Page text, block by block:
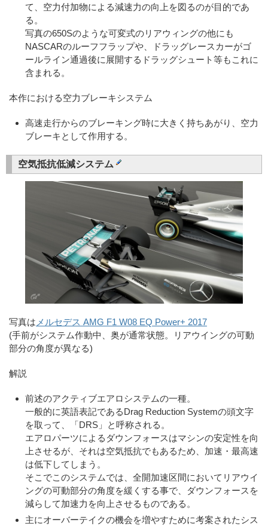
て、空力付加物による減速力の向上を図るのが目的であ
る。
写真の650Sのような可変式のリアウィングの他にも
NASCARのルーフフラップや、ドラッグレースカーがゴ
ールライン通過後に展開するドラッグシュート等もこれに
含まれる。
本作における空力ブレーキシステム
高速走行からのブレーキング時に大きく持ちあがり、空力
ブレーキとして作用する。
空気抵抗低減システム
写真は メルセデス AMG F1 W08 EQ Power+ 2017
(手前がシステム作動中、奥が通常状態。リアウイングの可動
部分の角度が異なる)
解説
前述のアクティブエアロシステムの一種。
一般的に英語表記であるDrag Reduction Systemの頭文字
を取って、「DRS」と呼称される。
エアロパーツによるダウンフォースはマシンの安定性を向
上させるが、それは空気抵抗でもあるため、加速・最高速
は低下してしまう。
そこでこのシステムでは、全開加速区間においてリアウイ
ングの可動部分の角度を緩くする事で、ダウンフォースを
減らして加速力を向上させるものである。
主にオーバーテイクの機会を増やすために考案されたシス